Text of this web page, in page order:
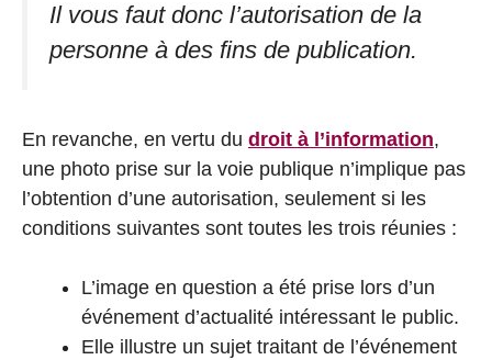
Il vous faut donc l’autorisation de la
personne à des fins de publication.
En revanche, en vertu du droit à l’information,
une photo prise sur la voie publique n’implique pas
l’obtention d’une autorisation, seulement si les
conditions suivantes sont toutes les trois réunies :
L’image en question a été prise lors d’un
événement d’actualité intéressant le public.
Elle illustre un sujet traitant de l’événement